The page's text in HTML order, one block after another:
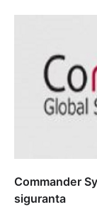
Commander
siguranta